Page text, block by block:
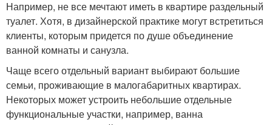
Например, не все мечтают иметь в квартире раздельный
туалет. Хотя, в дизайнерской практике могут встретиться
клиенты, которым придется по душе объединение
ванной комнаты и санузла.
Чаще всего отдельный вариант выбирают большие
семьи, проживающие в малогабаритных квартирах.
Некоторых может устроить небольшие отдельные
функциональные участки, например, ванна